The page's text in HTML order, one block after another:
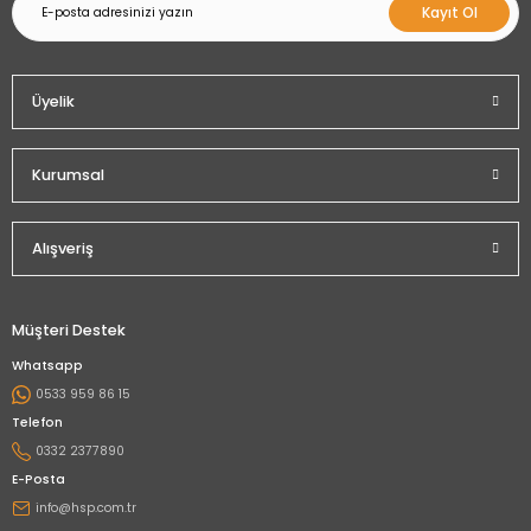
Kayıt Ol
Üyelik
Kurumsal
Alışveriş
Müşteri Destek
Whatsapp
0533 959 86 15
Telefon
0332 2377890
E-Posta
info@hsp.com.tr